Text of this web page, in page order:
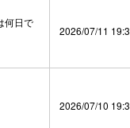
何日で
2026/07/11
2026/07/10